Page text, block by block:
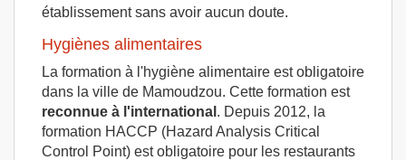
établissement sans avoir aucun doute.
Hygiènes alimentaires
La formation à l'hygiène alimentaire est obligatoire
dans la ville de Mamoudzou. Cette formation est
reconnue à l'international . Depuis 2012, la
formation HACCP (Hazard Analysis Critical
Control Point) est obligatoire pour les restaurants